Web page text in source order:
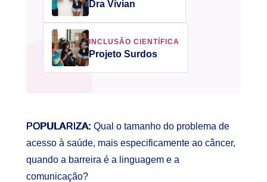
Dra Vívian
INCLUSÃO CIENTÍFICA
Projeto Surdos
POPULARIZA: Qual o tamanho do problema de
acesso à saúde, mais especificamente ao câncer,
quando a barreira é a linguagem e a
comunicação?